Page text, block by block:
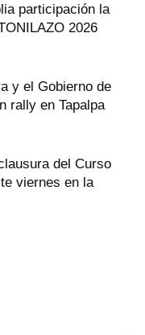
participación la
2026
y el Gobierno de
rally en Tapalpa
del Curso
viernes en la